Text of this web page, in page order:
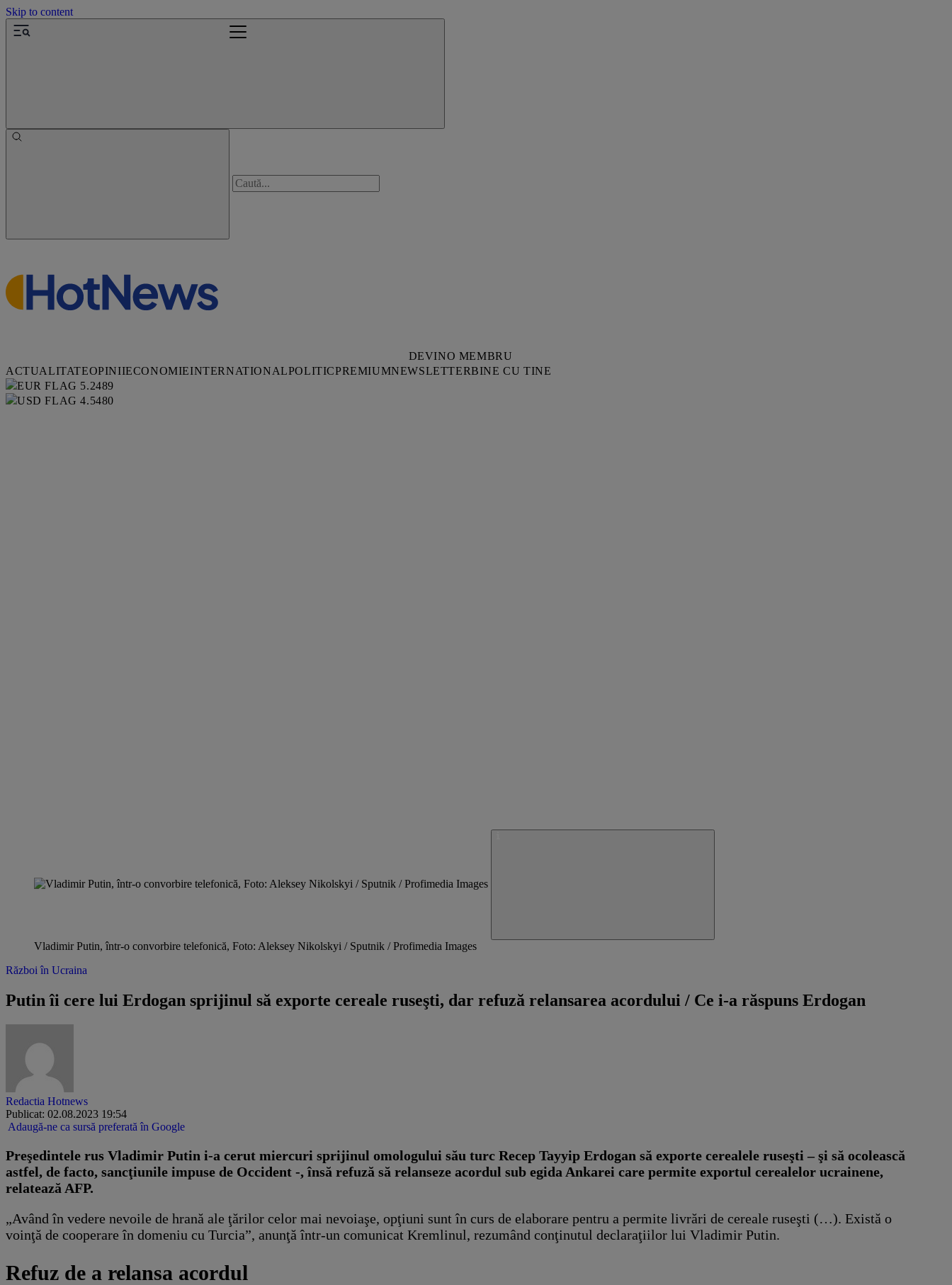
Skip to content
DEVINO MEMBRU
ACTUALITATEOPINIIECONOMIEINTERNATIONALPOLITICPREMIUMNEWSLETTERBINE CU TINE
5.2489
4.5480
Vladimir Putin, într-o convorbire telefonică, Foto: Aleksey Nikolskyi / Sputnik / Profimedia Images
Război în Ucraina
Putin îi cere lui Erdogan sprijinul să exporte cereale ruseşti, dar refuză relansarea acordului / Ce i-a răspuns Erdogan
Redactia Hotnews
Publicat: 02.08.2023 19:54
Adaugă-ne ca sursă preferată în Google
Preşedintele rus Vladimir Putin i-a cerut miercuri sprijinul omologului său turc Recep Tayyip Erdogan să exporte cerealele ruseşti – şi să ocolească
astfel, de facto, sancţiunile impuse de Occident -, însă refuză să relanseze acordul sub egida Ankarei care permite exportul cerealelor ucrainene,
relatează AFP.
„Având în vedere nevoile de hrană ale ţărilor celor mai nevoiaşe, opţiuni sunt în curs de elaborare pentru a permite livrări de cereale ruseşti (…). Există o
voinţă de cooperare în domeniu cu Turcia”, anunţă într-un comunicat Kremlinul, rezumând conţinutul declaraţiilor lui Vladimir Putin.
Refuz de a relansa acordul